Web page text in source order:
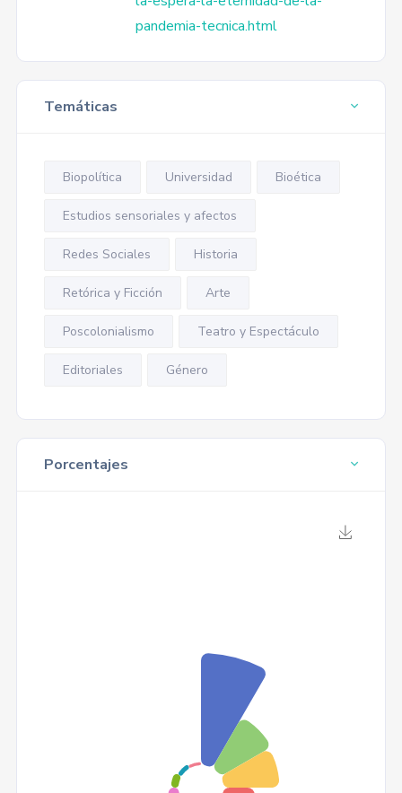
pandemia-tecnica.html
Temáticas
Biopolítica Universidad Bioética
Estudios sensoriales y afectos
Redes Sociales Historia
Retórica y Ficción Arte
Poscolonialismo Teatro y Espectáculo
Editoriales Género
Porcentajes